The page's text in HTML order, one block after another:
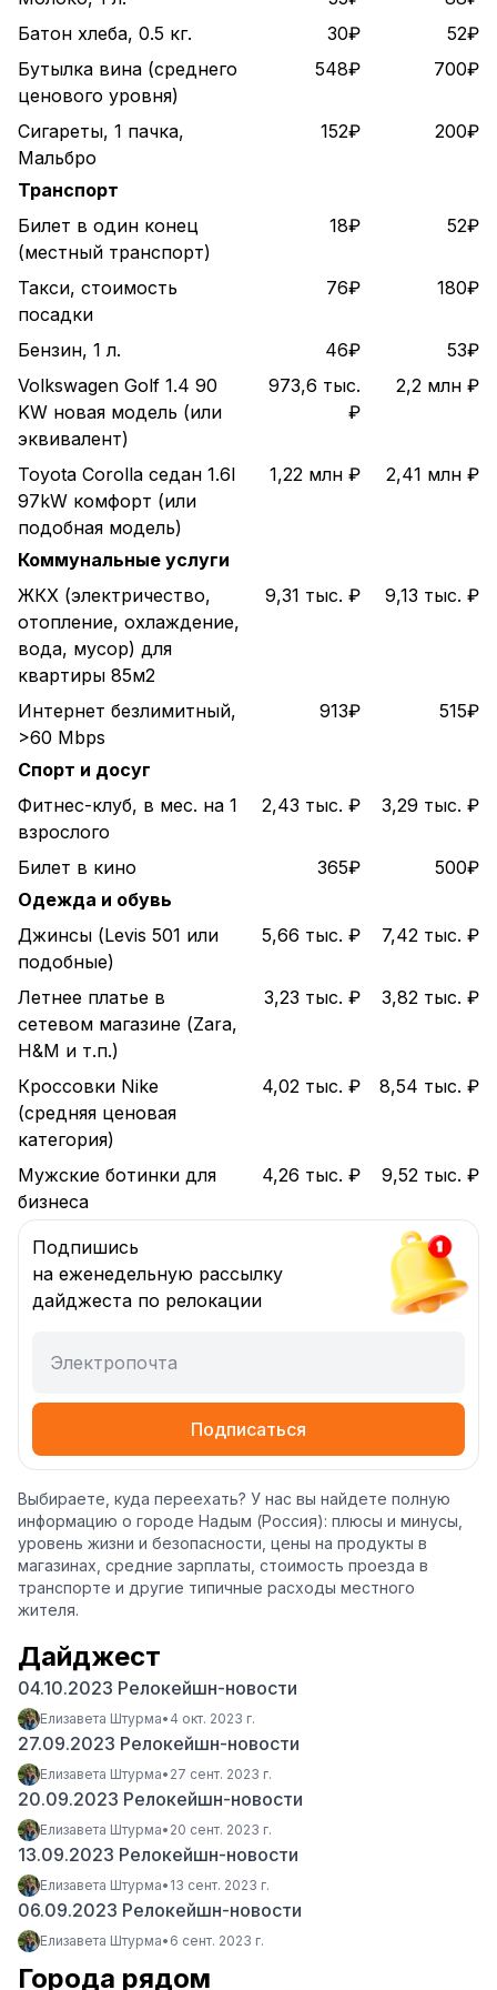
Батон хлеба, 0.5 кг.
30₽
52₽
Бутылка вина (среднего
ценового уровня)
548₽ 700₽
Сигареты, 1 пачка,
Мальбро
152₽ 200₽
Транспорт
Билет в один конец
(местный транспорт)
18₽ 52₽
Такси, стоимость
посадки
76₽ 180₽
Бензин, 1 л. 46₽
53₽
Volkswagen Golf 1.4 90
KW новая модель (или
эквивалент)
973,6 тыс.
₽
2,2 млн ₽
Toyota Corolla седан 1.6l
97kW комфорт (или
подобная модель)
1,22 млн ₽ 2,41 млн ₽
Коммунальные услуги
ЖКХ (электричество,
отопление, охлаждение,
вода, мусор) для
квартиры 85м2
9,31 тыс. ₽ 9,13 тыс. ₽
Интернет безлимитный,
>60 Mbps
913₽ 515₽
Спорт и досуг
Фитнес-клуб, в мес. на 1
взрослого
2,43 тыс. ₽ 3,29 тыс. ₽
Билет в кино 365₽
500₽
Одежда и обувь
Джинсы (Levis 501 или
подобные)
5,66 тыс. ₽ 7,42 тыс. ₽
Летнее платье в
сетевом магазине (Zara,
H&M и т.п.)
3,23 тыс. ₽ 3,82 тыс. ₽
Кроссовки Nike
(средняя ценовая
категория)
4,02 тыс. ₽ 8,54 тыс. ₽
Мужские ботинки для
бизнеса
4,26 тыс. ₽ 9,52 тыс. ₽
Подпишись
на еженедельную рассылку
дайджеста по релокации
Электропочта
Подписаться
Выбираете, куда переехать? У нас вы найдете полную
информацию о городе Надым (Россия): плюсы и минусы,
уровень жизни и безопасности, цены на продукты в
магазинах, средние зарплаты, стоимость проезда в
транспорте и другие типичные расходы местного
жителя.
Дайджест
04.10.2023 Релокейшн-новости
Елизавета Штурма• 4 окт. 2023 г.
27.09.2023 Релокейшн-новости
Елизавета Штурма• 27 сент. 2023 г.
20.09.2023 Релокейшн-новости
Елизавета Штурма• 20 сент. 2023 г.
13.09.2023 Релокейшн-новости
Елизавета Штурма• 13 сент. 2023 г.
06.09.2023 Релокейшн-новости
Елизавета Штурма• 6 сент. 2023 г.
Города рядом